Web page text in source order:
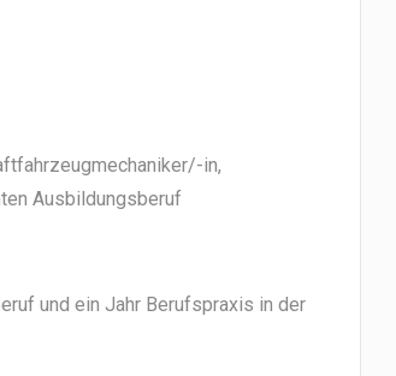
in,
Ausbildungsberuf
und ein Jahr Berufspraxis in der